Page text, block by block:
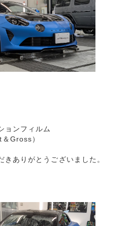
ョンフィルム
Gross）
きありがとうございました。